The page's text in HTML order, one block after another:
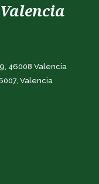
46008 Valencia
Valencia